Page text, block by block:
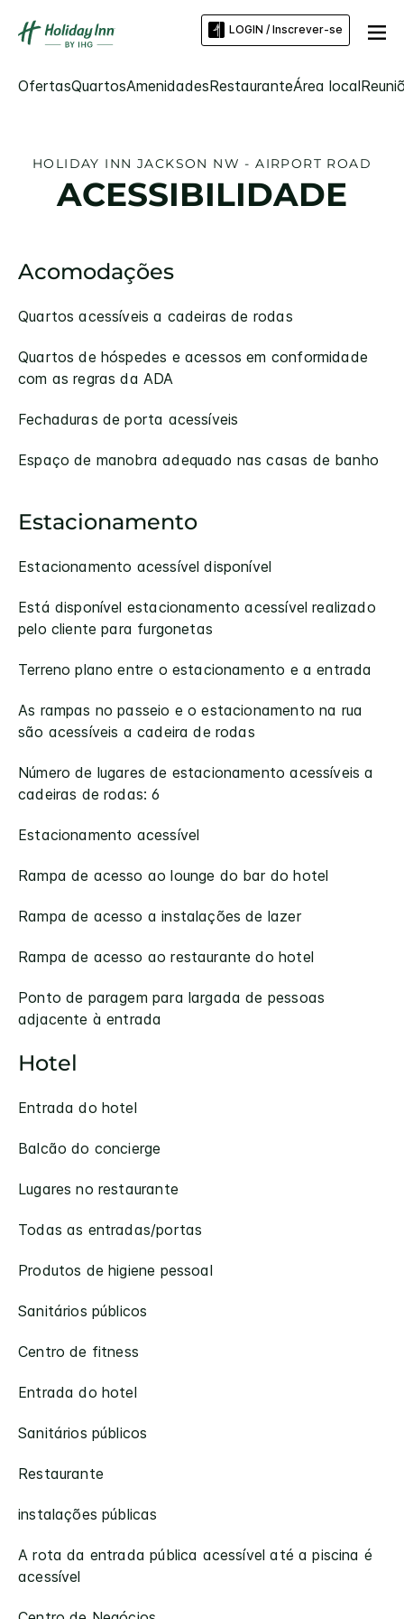
LOGIN / Inscrever-se
OfertasQuartosAmenidadesRestauranteÁrea local
HOLIDAY INN JACKSON NW - AIRPORT ROAD
ACESSIBILIDADE
Acomodações
Quartos acessíveis a cadeiras de rodas
Quartos de hóspedes e acessos em conformidade
com as regras da ADA
Fechaduras de porta acessíveis
Espaço de manobra adequado nas casas de banho
Estacionamento
Estacionamento acessível disponível
Está disponível estacionamento acessível realizado
pelo cliente para furgonetas
Terreno plano entre o estacionamento e a entrada
As rampas no passeio e o estacionamento na rua
são acessíveis a cadeira de rodas
Número de lugares de estacionamento acessíveis a
cadeiras de rodas: 6
Estacionamento acessível
Rampa de acesso ao lounge do bar do hotel
Rampa de acesso a instalações de lazer
Rampa de acesso ao restaurante do hotel
Ponto de paragem para largada de pessoas
adjacente à entrada
Hotel
Entrada do hotel
Balcão do concierge
Lugares no restaurante
Todas as entradas/portas
Produtos de higiene pessoal
Sanitários públicos
Centro de fitness
Entrada do hotel
Sanitários públicos
Restaurante
instalações públicas
A rota da entrada pública acessível até a piscina é
acessível